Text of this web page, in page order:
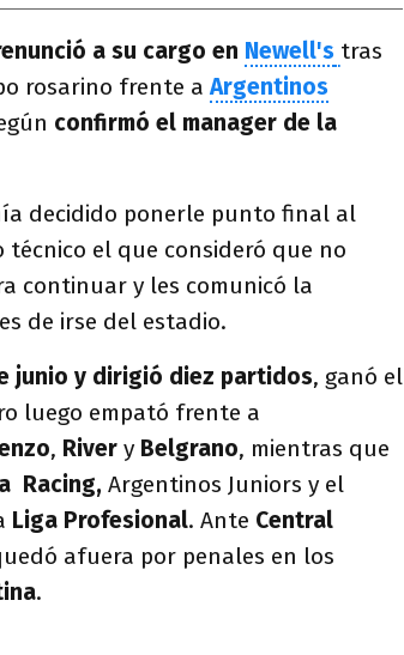
a su cargo en Newell's tras
rosarino frente aArgentinos
confirmó el manager de la
decidido ponerle punto final al
técnico el que consideró que no
continuar y les comunicó la
de irse del estadio.
junio y dirigió diez partidos, ganó el
luego empató frente a
, River y Belgrano, mientras que
Racing, Argentinos Juniors y el
Liga Profesional. Ante Central
afuera por penales en los
.